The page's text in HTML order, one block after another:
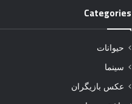
ی
ل
د
ا
Categories
حیوانات
سینما
عکس بازیگران